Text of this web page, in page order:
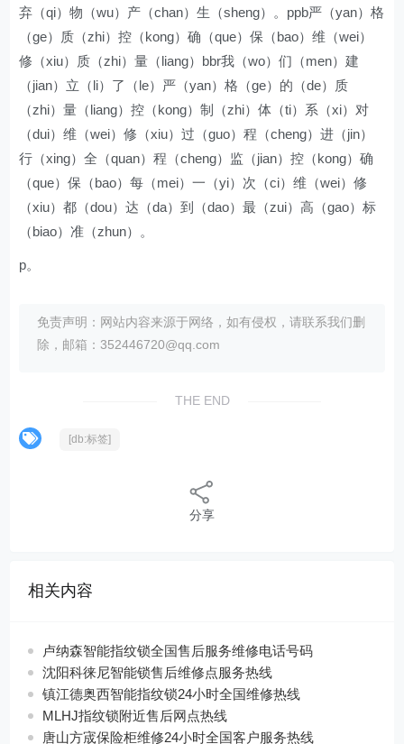
弃（qi）物（wu）产（chan）生（sheng）。ppb严（yan）格
（ge）质（zhi）控（kong）确（que）保（bao）维（wei）
修（xiu）质（zhi）量（liang）bbr我（wo）们（men）建
（jian）立（li）了（le）严（yan）格（ge）的（de）质
（zhi）量（liang）控（kong）制（zhi）体（ti）系（xi）对
（dui）维（wei）修（xiu）过（guo）程（cheng）进（jin）
行（xing）全（quan）程（cheng）监（jian）控（kong）确
（que）保（bao）每（mei）一（yi）次（ci）维（wei）修
（xiu）都（dou）达（da）到（dao）最（zui）高（gao）标
（biao）准（zhun）。
p。
免责声明：网站内容来源于网络，如有侵权，请联系我们删
除，邮箱：352446720@qq.com
THE END
[db:标签]
分享
相关内容
卢纳森智能指纹锁全国售后服务维修电话号码
沈阳科徕尼智能锁售后维修点服务热线
镇江德奥西智能指纹锁24小时全国维修热线
MLHJ指纹锁附近售后网点热线
唐山方宬保险柜维修24小时全国客户服务热线